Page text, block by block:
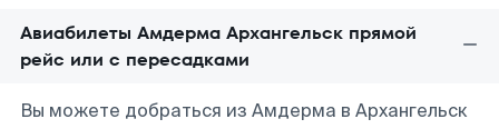
Авиабилеты Амдерма Архангельск прямой
рейс или с пересадками
Вы можете добраться из Амдерма в Архангельск